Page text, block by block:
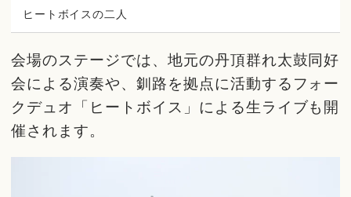
ヒートボイスの二人
会場のステージでは、地元の丹頂群れ太鼓同好
会による演奏や、釧路を拠点に活動するフォー
クデュオ「ヒートボイス」による生ライブも開
催されます。